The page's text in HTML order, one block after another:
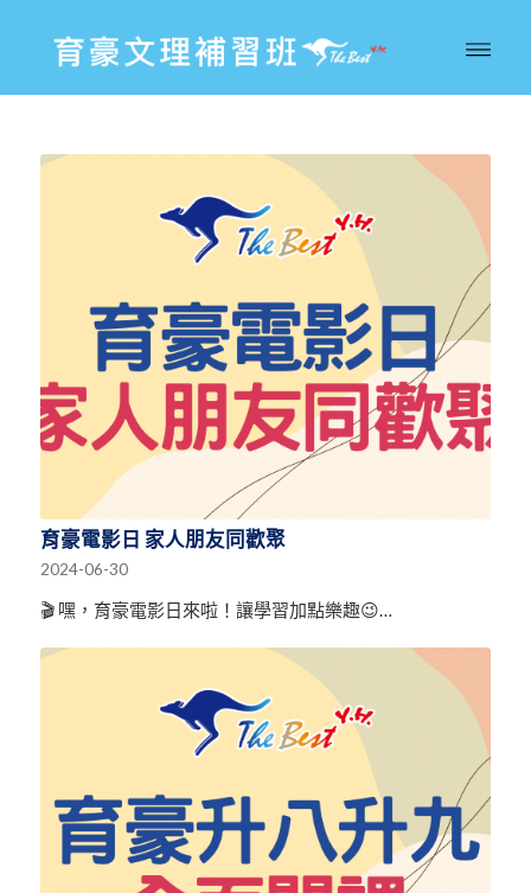
育豪電影日 家人朋友同歡聚
2024-06-30
🎬 嘿，育豪電影日來啦！讓學習加點樂趣😉…